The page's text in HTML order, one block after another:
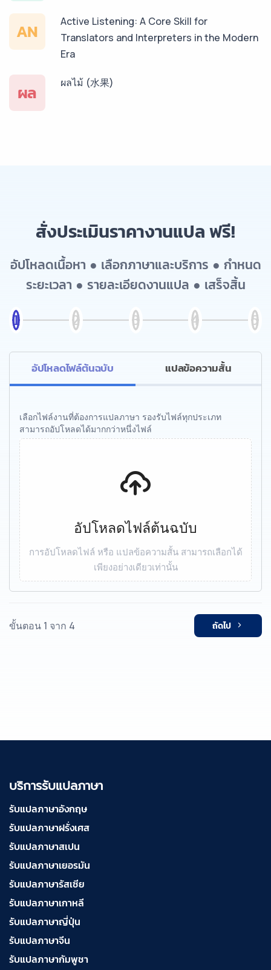
AN
Active Listening: A Core Skill for
Translators and Interpreters in the Modern
Era
ผล ผลไม้ (水果)
สั่งประเมินราคางานแปล ฟรี!
อัปโหลดเนื้อหา ● เลือกภาษาและบริการ ● กำหนด
ระยะเวลา ● รายละเอียดงานแปล ● เสร็จสิ้น
อัปโหลดไฟล์ต้นฉบับ แปลข้อความสั้น
เลือกไฟล์งานที่ต้องการแปลภาษา รองรับไฟล์ทุกประเภท
สามารถอัปโหลดได้มากกว่าหนึ่งไฟล์
อัปโหลดไฟล์ต้นฉบับ
การอัปโหลดไฟล์ หรือ แปลข้อความสั้น สามารถเลือกได้
เพียงอย่างเดียวเท่านั้น
ขั้นตอน 1 จาก 4 ถัดไป
บริการรับแปลภาษา
รับแปลภาษาอังกฤษ
รับแปลภาษาฝรั่งเศส
รับแปลภาษาสเปน
รับแปลภาษาเยอรมัน
รับแปลภาษารัสเซีย
รับแปลภาษาเกาหลี
รับแปลภาษาญี่ปุ่น
รับแปลภาษาจีน
รับแปลภาษากัมพูชา